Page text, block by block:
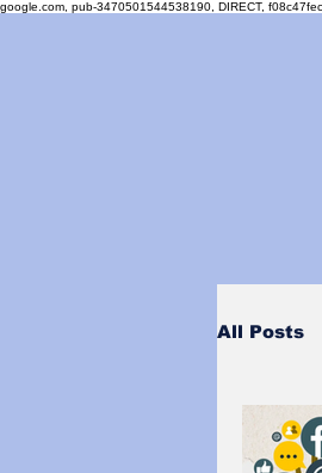
google.com, pub-3470501544538190, DIRECT,
All Posts